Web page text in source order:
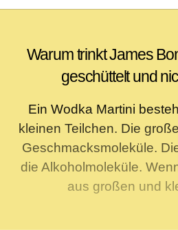
Warum trinkt James
geschüttelt und
Ein Wodka Martini
kleinen Teilchen. Die
Geschmacksmoleküle.
die Alkoholmoleküle.
aus großen und